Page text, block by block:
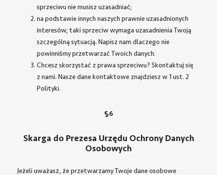
sprzeciwu nie musisz uzasadniać;
na podstawie innych naszych prawnie uzasadnionych
interesów; taki sprzeciw wymaga uzasadnienia Twoją
szczególną sytuacją. Napisz nam dlaczego nie
powinniśmy przetwarzać Twoich danych.
Chcesz skorzystać z prawa sprzeciwu? Skontaktuj się
z nami. Nasze dane kontaktowe znajdziesz w 1 ust. 2
Polityki.
§6
Skarga do Prezesa Urzędu Ochrony Danych
Osobowych
Jeżeli uważasz, że przetwarzamy Twoje dane osobowe